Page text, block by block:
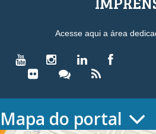
Acesse aqui a área
Mapa do portal